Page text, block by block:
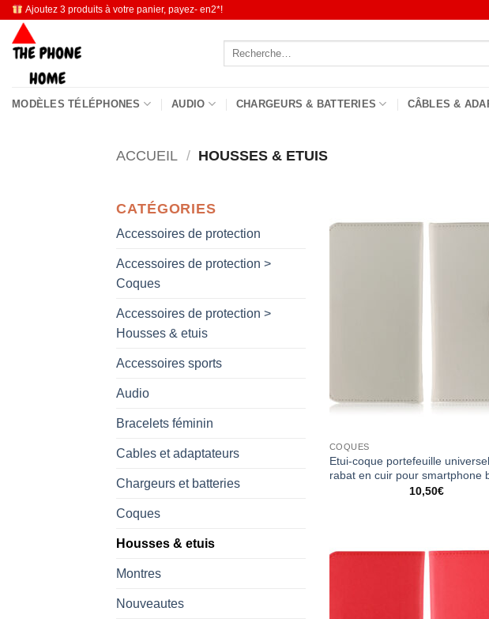
Passer
contenu
Ajoutez 3 produits à votre panier, payez- en2*!
Recherche
MODÈLES TÉLÉPHONES AUDIO CHARGEURS & BATTERIES CÂBLES &
ACCUEIL / HOUSSES & ETUIS
CATÉGORIES
Accessoires de protection
Accessoires de protection >
Coques
Accessoires de protection >
Housses & etuis
Accessoires sports
Audio
Bracelets féminin
Cables et adaptateurs
Chargeurs et batteries
Coques
Housses & etuis
Montres
Nouveautes
COQUES
Etui-coque portefeuille
rabat en cuir pour smartphone
10,50€